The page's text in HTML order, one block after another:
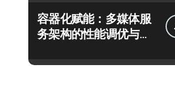
容器化赋能：多媒体服
务架构的性能调优与智